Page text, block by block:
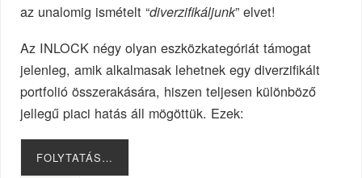
az unalomig ismételt “diverzifikáljunk” elvet!
Az INLOCK négy olyan eszközkategóriát támogat
jelenleg, amik alkalmasak lehetnek egy diverzifikált
portfolió összerakására, hiszen teljesen különböző
jellegű piaci hatás áll mögöttük. Ezek:
FOLYTATÁS…